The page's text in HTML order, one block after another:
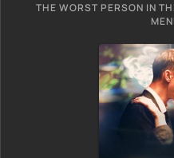
THE WORST PERSON IN